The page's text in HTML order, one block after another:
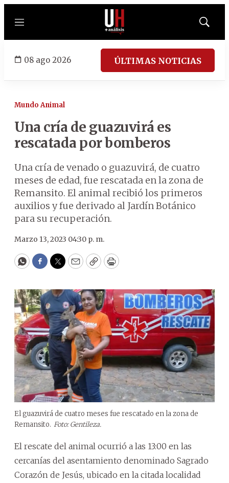
Menú
Mostrar
08 ago 2026 ÚLTIMAS NOTICIAS
Mundo Animal
Una cría de guazuvirá es
rescatada por bomberos
Una cría de venado o guazuvirá, de cuatro
meses de edad, fue rescatada en la zona de
Remansito. El animal recibió los primeros
auxilios y fue derivado al Jardín Botánico
para su recuperación.
Marzo 13, 2023 04:30 p. m.
WhatsApp
Facebook
Twitter
EmailCopyPrint
El guazuvirá de cuatro meses fue rescatado en la zona de
Remansito. Foto: Gentileza.
El rescate del animal ocurrió a las 13:00 en las
cercanías del asentamiento denominado Sagrado
Corazón de Jesús, ubicado en la citada localidad